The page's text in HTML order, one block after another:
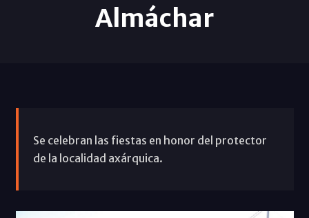
Almáchar
Se celebran las fiestas en honor del protector
de la localidad axárquica.